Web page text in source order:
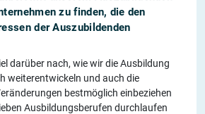
zu finden, die den
der Auszubildenden
darüber nach, wie wir die Ausbildung
weiterentwickeln und auch die
bestmöglich einbeziehen
Ausbildungsberufen durchlaufen